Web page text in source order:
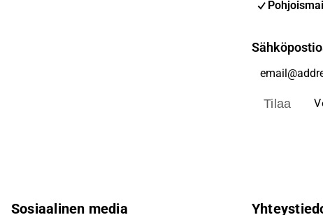
Tilaa
Sosiaalinen media